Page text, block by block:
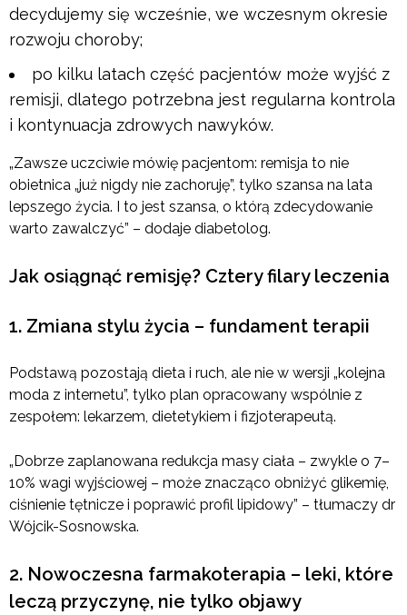
decydujemy się wcześnie, we wczesnym okresie
rozwoju choroby;
po kilku latach część pacjentów może wyjść z
remisji, dlatego potrzebna jest regularna kontrola
i kontynuacja zdrowych nawyków.
„Zawsze uczciwie mówię pacjentom: remisja to nie
obietnica „już nigdy nie zachoruję”, tylko szansa na lata
lepszego życia. I to jest szansa, o którą zdecydowanie
warto zawalczyć” – dodaje diabetolog.
Jak osiągnąć remisję? Cztery filary leczenia
1. Zmiana stylu życia – fundament terapii
Podstawą pozostają dieta i ruch, ale nie w wersji „kolejna
moda z internetu”, tylko plan opracowany wspólnie z
zespołem: lekarzem, dietetykiem i fizjoterapeutą.
„Dobrze zaplanowana redukcja masy ciała – zwykle o 7–
10% wagi wyjściowej – może znacząco obniżyć glikemię,
ciśnienie tętnicze i poprawić profil lipidowy” – tłumaczy dr
Wójcik-Sosnowska.
2. Nowoczesna farmakoterapia – leki, które
leczą przyczynę, nie tylko objawy